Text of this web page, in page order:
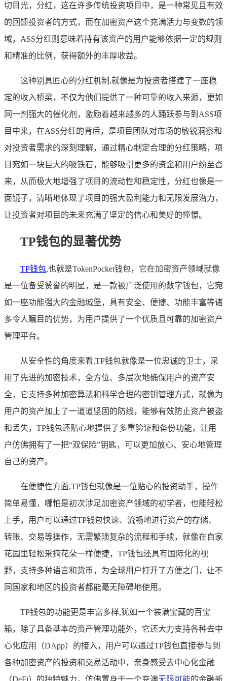
切目光，分红，这在许多传统投资项目中，是一种常见且有效
的回馈投资者的方式，而在加密资产这个充满活力与变数的领
域，ASS分红则意味着持有该资产的用户能够依据一定的规则
和精准的比例，获得额外的丰厚收益。
这种别具匠心的分红机制,就像是为投资者搭建了一座稳
定的收入桥梁，不仅为他们提供了一种可靠的收入来源，更如
同一剂强大的催化剂，激励着越来越多的人踊跃参与到ASS项
目中来，在ASS分红的背后，是项目团队对市场的敏锐洞察和
对投资者需求的深刻理解，通过精心制定合理的分红策略，项
目宛如一块巨大的吸铁石，能够吸引更多的资金和用户纷至沓
来，从而极大地增强了项目的流动性和稳定性，分红也像是一
面镜子，清晰地体现了项目的强大盈利能力和无限发展潜力，
让投资者对项目的未来充满了坚定的信心和美好的憧憬。
TP钱包的显著优势
TP钱包,也就是TokenPocket钱包，它在加密资产领域就像
是一位备受赞誉的明星，是一款被广泛使用的数字钱包，它宛
如一座功能强大的金融城堡，具有安全、便捷、功能丰富等诸
多令人瞩目的优势，为用户提供了一个优质且可靠的加密资产
管理平台。
从安全性的角度来看,TP钱包就像是一位忠诚的卫士，采
用了先进的加密技术，全方位、多层次地确保用户的资产安
全，它支持多种加密算法和科学合理的密钥管理方式，就像为
用户的资产加上了一道道坚固的防线，能够有效防止资产被盗
和丢失，TP钱包还贴心地提供了多重验证和备份功能，让用
户仿佛拥有了一把“双保险”钥匙，可以更加放心、安心地管理
自己的资产。
在便捷性方面,TP钱包就像是一位贴心的投资助手，操作
简单易懂，哪怕是初次涉足加密资产领域的初学者，也能轻松
上手，用户可以通过TP钱包快速、流畅地进行资产的存储、
转账、交易等操作，无需繁琐复杂的流程和手续，就像在自家
花园里轻松采摘花朵一样便捷，TP钱包还具有国际化的视
野，支持多种语言和货币，为全球用户打开了方便之门，让不
同国家和地区的投资者都能毫无障碍地使用。
TP钱包的功能更是丰富多样,犹如一个装满宝藏的百宝
箱，除了具备基本的资产管理功能外，它还大力支持各种去中
心化应用（DApp）的接入，用户可以通过TP钱包直接参与到
各种加密资产的投资和交易活动中，亲身感受去中心化金融
（DeFi）的独特魅力，仿佛置身于一个充满无限可能的金融新